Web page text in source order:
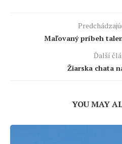
Maľovaný príbeh
Ďalší
Žiarska chata
YOU MAY